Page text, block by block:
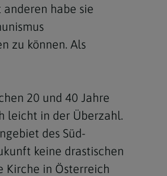
habe sie
zu können. Als
20 und 40 Jahre
leicht in der Überzahl.
des Süd-
keine drastischen
Kirche in Österreich